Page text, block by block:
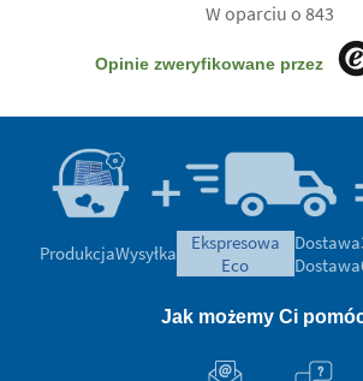
W oparciu o 843
Opinie zweryfikowane przez
ProdukcjaWysyłka
ekspresowa
eco
Dostawa
Dostawa
Jak możemy Ci